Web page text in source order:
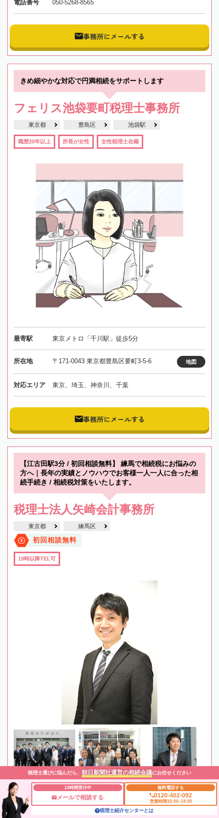
電話番号 050-5268-8565
事務所にメールする
きめ細やかな対応で円満相続をサポートします
フェリス池袋要町税理士事務所
東京都 豊島区 池袋駅
職歴20年以上 所長が女性 女性税理士在籍
最寄駅 東京メトロ「千川駅」徒歩5分
所在地 〒171-0043 東京都豊島区要町3-5-6 地図
対応エリア 東京、埼玉、神奈川、千葉
事務所にメールする
【江古田駅3分 / 初回相談無料】 練馬で相続税にお悩みの
方へ｜長年の実績とノウハウでお客様一人一人に合った相
続手続き / 相続税対策をいたします。
税理士法人矢崎会計事務所
東京都 練馬区
初回相談無料
19時以降TEL可
最寄駅
西武鉄道「江古田駅」徒歩3分 / 都営地下鉄「新江古
税理士選びに悩んだら、 朝日新聞社運営の相続会議にお任せください
24時間受付中
メールで相談する
無料電話する
0120-402-092
営業時間10:00~19:00
税理士紹介センターとは